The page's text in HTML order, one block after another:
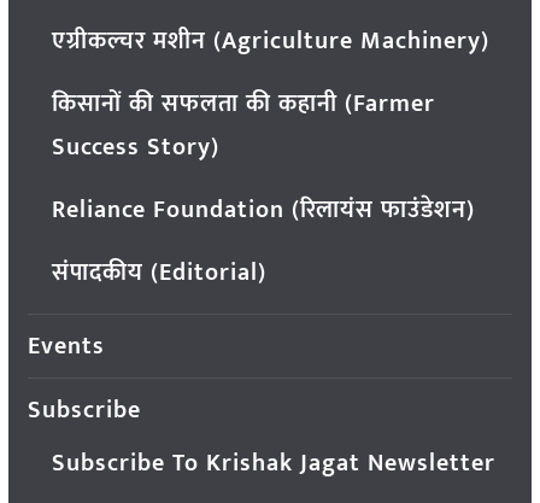
एग्रीकल्चर मशीन (Agriculture Machinery)
किसानों की सफलता की कहानी (Farmer
Success Story)
Reliance Foundation (रिलायंस फाउंडेशन)
संपादकीय (Editorial)
Events
Subscribe
Subscribe To Krishak Jagat Newsletter